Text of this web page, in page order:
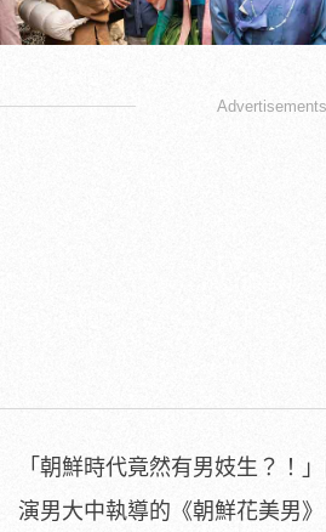
Advertisements
「朝鮮時代竟然有男妓生？！
演男大中執導的《朝鮮花美男